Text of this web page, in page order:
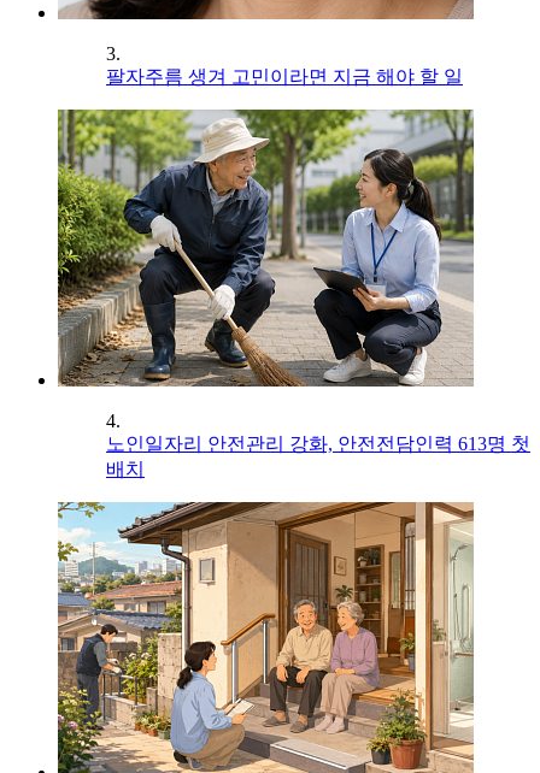
3.
팔자주름 생겨 고민이라면 지금 해야 할 일
4.
노인일자리 안전관리 강화, 안전전담인력 613명 첫
배치